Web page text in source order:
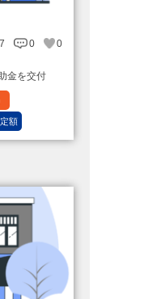
0
0
金を交付
定額